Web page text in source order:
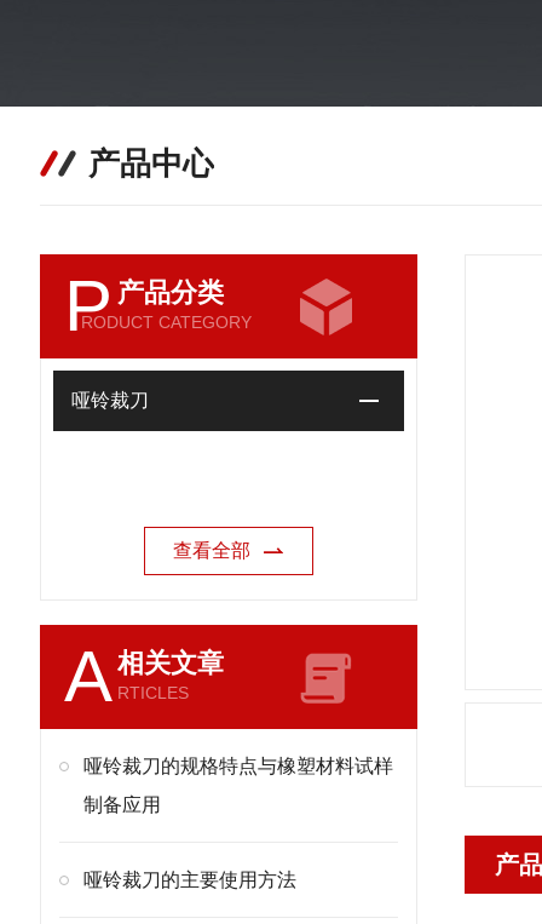
产品中心
P 产品分类
RODUCT CATEGORY
哑铃裁刀
查看全部
A相关文章
RTICLES
哑铃裁刀的规格特点与橡塑材料试样
制备应用
哑铃裁刀的主要使用方法
产